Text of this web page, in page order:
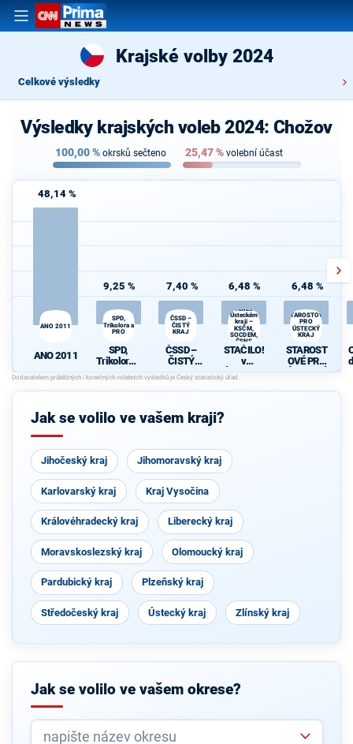
Krajské volby 2024
Celkové výsledky
Výsledky krajských voleb 2024: Chožov
100,00% okrsků sečteno 25,47% volební účast
48,14 %
ANO 2011
ANO 2011
9,25 %
SPD,
Trikolora a
PRO
SPD,
Trikolora a
PRO
7,40 %
ČSSD –
ČISTÝ
KRAJ
ČSSD –
ČISTÝ
KRAJ
6,48 %
STAČILO! v
Ústeckém
kraji –
KSČM,
SOCDEM,
ČSNS
STAČILO!
v
Ústeckém
kraji –
KSČM,
6,48 %
STAROSTOVÉ
PRO
ÚSTECKÝ
KRAJ
STAROST
OVÉ PRO
ÚSTECKÝ
Jak se volilo ve vašem kraji?
Jihočeský kraj Jihomoravský kraj
Karlovarský kraj Kraj Vysočina
Královéhradecký kraj Liberecký kraj
Moravskoslezský kraj Olomoucký kraj
Pardubický kraj Plzeňský kraj
Středočeský kraj Ústecký kraj Zlínský kraj
Jak se volilo ve vašem okrese?